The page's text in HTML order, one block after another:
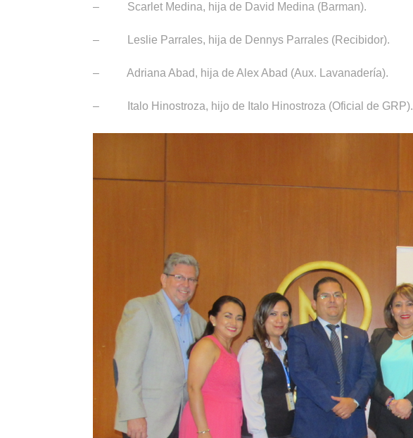
– Scarlet Medina, hija de David Medina (Barman).
– Leslie Parrales, hija de Dennys Parrales (Recibidor).
– Adriana Abad, hija de Alex Abad (Aux. Lavanadería).
– Italo Hinostroza, hijo de Italo Hinostroza (Oficial de GRP).